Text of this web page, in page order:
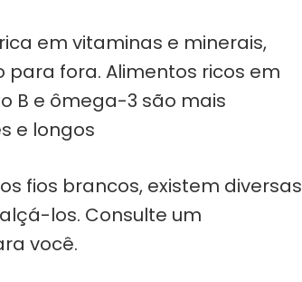
em vitaminas e minerais,
fora. Alimentos ricos em
B e ômega-3 são mais
e longos
fios brancos, existem diversas
los. Consulte um
você.